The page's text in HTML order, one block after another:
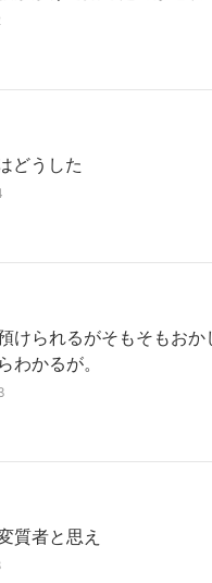
どうした
けられるがそもそもおか
わかるが。
質者と思え